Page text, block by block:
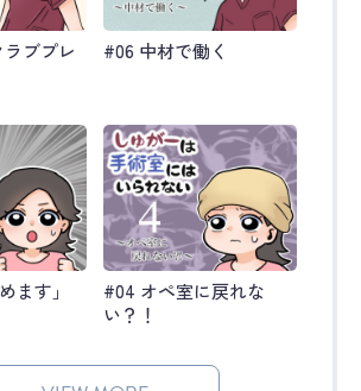
ブプレ
#06 中材で働く
ます」
#04 オペ室に戻れな
い？！